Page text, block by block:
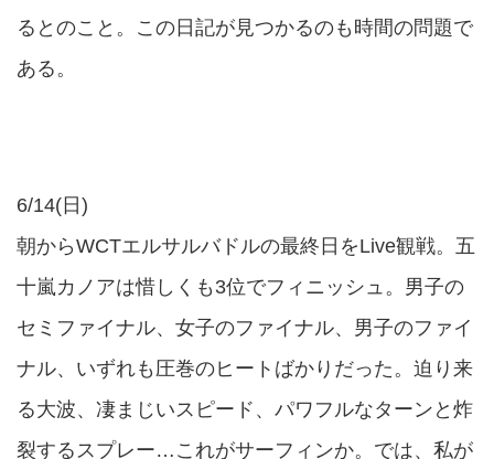
るとのこと。この日記が見つかるのも時間の問題で
ある。
6/14(日)
朝からWCTエルサルバドルの最終日をLive観戦。五
十嵐カノアは惜しくも3位でフィニッシュ。男子の
セミファイナル、女子のファイナル、男子のファイ
ナル、いずれも圧巻のヒートばかりだった。迫り来
る大波、凄まじいスピード、パワフルなターンと炸
裂するスプレー…これがサーフィンか。では、私が